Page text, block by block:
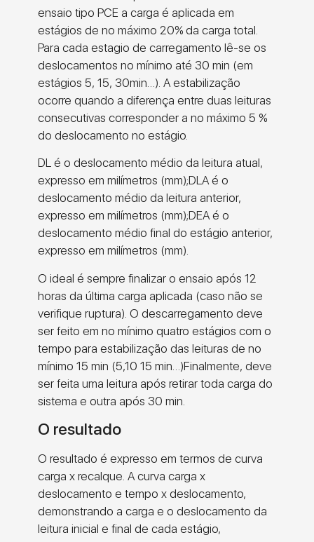
ensaio tipo PCE a carga é aplicada em
estágios de no máximo 20% da carga total.
Para cada estagio de carregamento lê-se os
deslocamentos no mínimo até 30 min (em
estágios 5, 15, 30min…). A estabilização
ocorre quando a diferença entre duas leituras
consecutivas corresponder a no máximo 5 %
do deslocamento no estágio.
DL é o deslocamento médio da leitura atual,
expresso em milímetros (mm);DLA é o
deslocamento médio da leitura anterior,
expresso em milímetros (mm);DEA é o
deslocamento médio final do estágio anterior,
expresso em milímetros (mm).
O ideal é sempre finalizar o ensaio após 12
horas da última carga aplicada (caso não se
verifique ruptura). O descarregamento deve
ser feito em no mínimo quatro estágios com o
tempo para estabilização das leituras de no
mínimo 15 min (5,10 15 min…)Finalmente, deve
ser feita uma leitura após retirar toda carga do
sistema e outra após 30 min.
O resultado
O resultado é expresso em termos de curva
carga x recalque. A curva carga x
deslocamento e tempo x deslocamento,
demonstrando a carga e o deslocamento da
leitura inicial e final de cada estágio,